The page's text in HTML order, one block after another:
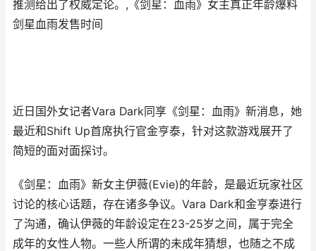
推测给出了权威定论。,《剑星：血雨》女主真正年龄爆料
剑星血雨发售时间
近日国外女记者Vara Dark同享《剑星：血雨》新消息，她
最近和Shift Up首席执行官金亨泰，针对这款游戏展开了
简短的面对面探讨。
《剑星：血雨》新女主伊薇(Evie)的年龄，是最近玩家社区
讨论的核心话题，存在诸多争议。Vara Dark和金亨泰进行
了沟通，确认伊薇的年龄设定在23-25岁之间，属于完全
成年的女性人物。一些人所谓的未成年猜想，也随之不成